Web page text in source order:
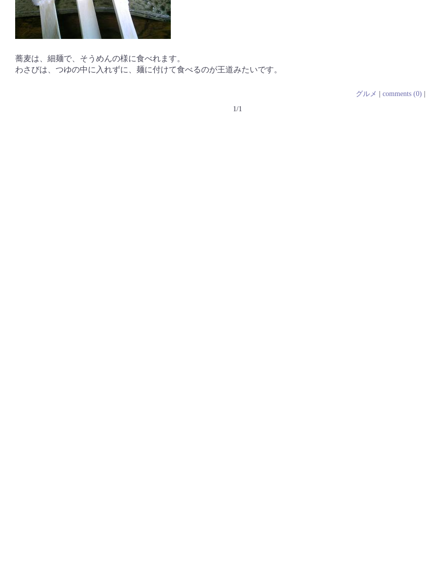
蕎麦は、細麺で、そうめんの様に食べれます。
わさびは、つゆの中に入れずに、麺に付けて食べるのが王道みたいです。
グルメ | comments (0) |
1/1